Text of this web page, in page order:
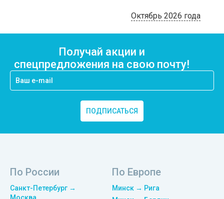
Октябрь 2026 года
Получай акции и
спецпредложения на свою почту!
ПОДПИСАТЬСЯ
По России
Санкт-Петербург →
По Европе
Минск → Рига